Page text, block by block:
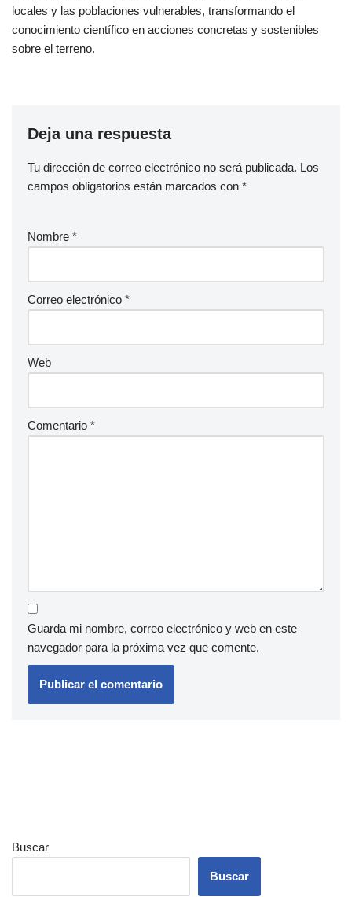
locales y las poblaciones vulnerables, transformando el
conocimiento científico en acciones concretas y sostenibles
sobre el terreno.
Deja una respuesta
Tu dirección de correo electrónico no será publicada. Los
campos obligatorios están marcados con *
Nombre *
Correo electrónico *
Web
Comentario *
Guarda mi nombre, correo electrónico y web en este
navegador para la próxima vez que comente.
Buscar
Buscar